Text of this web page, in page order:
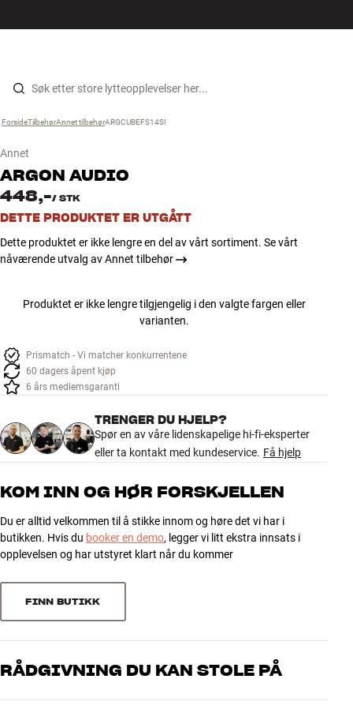
Hopp til innhold
Høyttalere
Hodetelefon
Surround
TV
Tilbehør
MERKER
NYHETER
TILBUD
Kundeservice
Logg inn
Kundeservice
Forside ›
Tilbehør ›
Annet tilbehør ›
ARGCUBEFS14SI
Annet
ARGON AUDIO
448,-/ STK
DETTE PRODUKTET ER UTGÅTT
Dette produktet er ikke lengre en del av vårt sortiment. Se vårt
nåværende utvalg av Annet tilbehør
Produktet er ikke lengre tilgjengelig i den valgte fargen eller
varianten.
Prismatch - Vi matcher konkurrentene
60 dagers åpent kjøp
6 års medlemsgaranti
TRENGER DU HJELP?
Spør en av våre lidenskapelige hi-fi-eksperter
eller ta kontakt med kundeservice. Få hjelp
KOM INN OG HØR FORSKJELLEN
Du er alltid velkommen til å stikke innom og høre det vi har i
butikken. Hvis du booker en demo, legger vi litt ekstra innsats i
opplevelsen og har utstyret klart når du kommer
FINN BUTIKK
RÅDGIVNING DU KAN STOLE PÅ
Våre medarbeidere er ekte entusiaster som kjenner produktene og